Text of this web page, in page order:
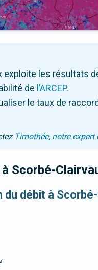
exploite les résultats
de l’ARCEP.
le taux de
Timothée, notre
à Scorbé-
débit à